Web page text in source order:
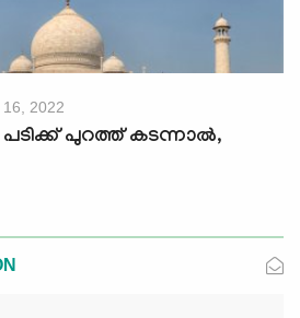
16, 2022
പുറത്ത് കടന്നാല്‍,